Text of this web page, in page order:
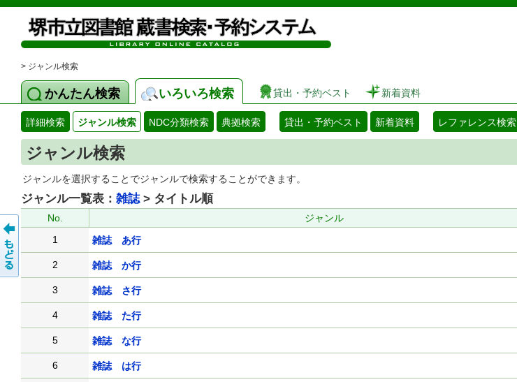
図書館 蔵書検索・予約システム
> ジャンル検索
かんたん検索 いろいろ検索 貸出・予約ベスト 新着資料
詳細検索 ジャンル検索 NDC分類検索 典拠検索 貸出・予約ベスト 新着資料 レファレンス検索
ジャンル検索
ジャンルを選択することでジャンルで検索することができます。
ジャンル一覧表： 雑誌> タイトル順
No. ジャンル
1
雑誌 あ行
2 雑誌 か行
3 雑誌 さ行
4 雑誌 た行
5 雑誌 な行
6 雑誌 は行